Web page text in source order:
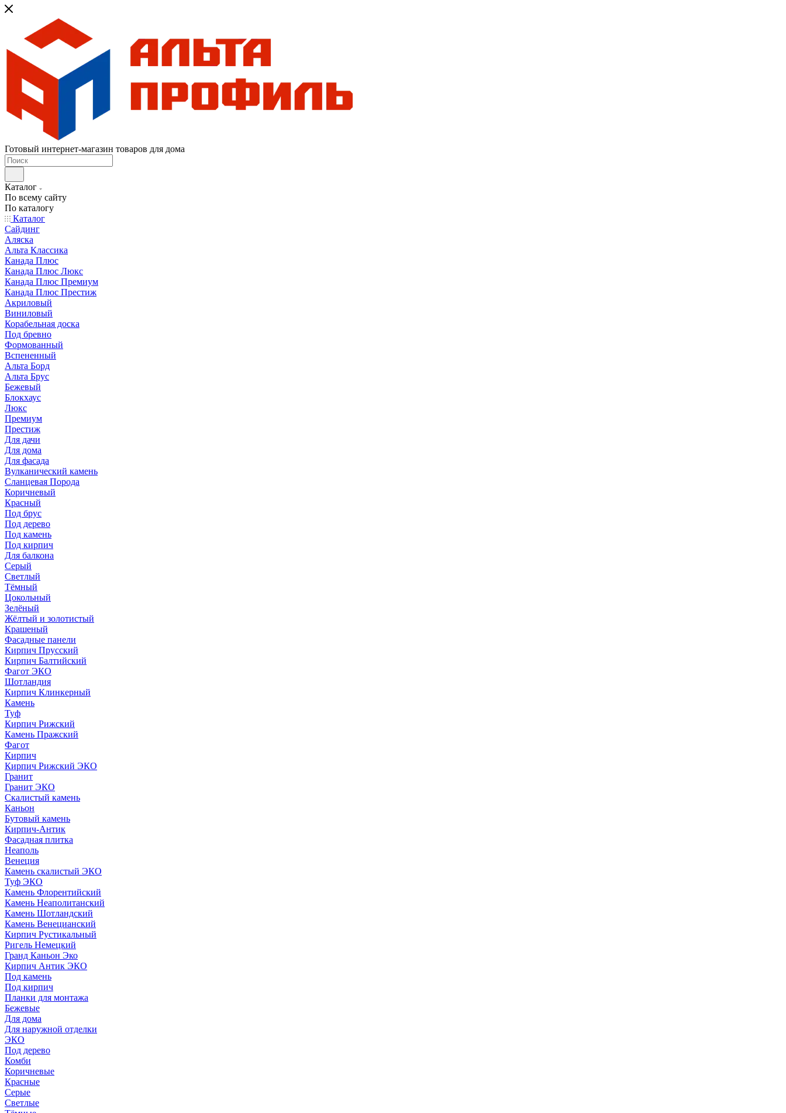
Готовый интернет-магазин товаров для дома
Каталог
По всему сайту
По каталогу
Каталог
Сайдинг
Аляска
Альта Классика
Канада Плюс
Канада Плюс Люкс
Канада Плюс Премиум
Канада Плюс Престиж
Акриловый
Виниловый
Корабельная доска
Под бревно
Формованный
Вспененный
Альта Борд
Альта Брус
Бежевый
Блокхаус
Люкс
Премиум
Престиж
Для дачи
Для дома
Для фасада
Вулканический камень
Сланцевая Порода
Коричневый
Красный
Под брус
Под дерево
Под камень
Под кирпич
Для балкона
Серый
Светлый
Тёмный
Цокольный
Зелёный
Жёлтый и золотистый
Крашеный
Фасадные панели
Кирпич Прусский
Кирпич Балтийский
Фагот ЭКО
Шотландия
Кирпич Клинкерный
Камень
Туф
Кирпич Рижский
Камень Пражский
Фагот
Кирпич
Кирпич Рижский ЭКО
Гранит
Гранит ЭКО
Скалистый камень
Каньон
Бутовый камень
Кирпич-Антик
Фасадная плитка
Неаполь
Венеция
Камень скалистый ЭКО
Туф ЭКО
Камень Флорентийский
Камень Неаполитанский
Камень Шотландский
Камень Венецианский
Кирпич Рустикальный
Ригель Немецкий
Гранд Каньон Эко
Кирпич Антик ЭКО
Под камень
Под кирпич
Планки для монтажа
Бежевые
Для дома
Для наружной отделки
ЭКO
Под дерево
Комби
Коричневые
Красные
Серые
Светлые